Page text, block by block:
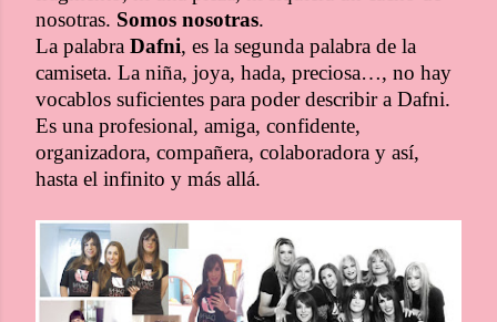
nosotras. Somos nosotras.
La palabra Dafni, es la segunda palabra de la
camiseta. La niña, joya, hada, preciosa…, no hay
vocablos suficientes para poder describir a Dafni.
Es una profesional, amiga, confidente,
organizadora, compañera, colaboradora y así,
hasta el infinito y más allá.